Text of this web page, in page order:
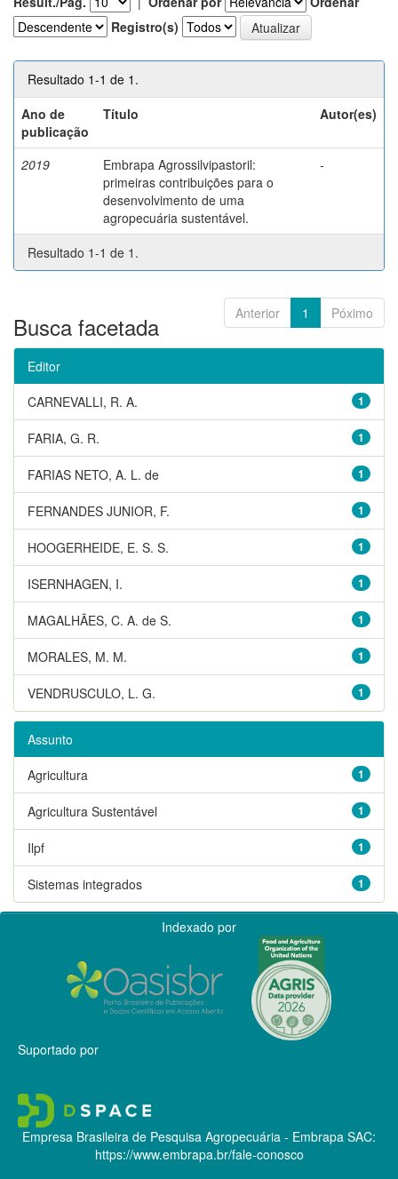
Registro(s)
Resultado 1-1 de 1.
Ano de
publicação
Título Autor(es)
2019
Embrapa Agrossilvipastoril:
primeiras contribuições para o
desenvolvimento de uma
agropecuária sustentável.
-
Resultado 1-1 de 1.
Anterior 1 Póximo
Busca facetada
Editor
1
CARNEVALLI, R. A.
1
FARIA, G. R.
1
FARIAS NETO, A. L. de
1
FERNANDES JUNIOR, F.
1
HOOGERHEIDE, E. S. S.
1
ISERNHAGEN, I.
1
MAGALHÃES, C. A. de S.
1
MORALES, M. M.
1
VENDRUSCULO, L. G.
Assunto
1
Agricultura
1
Agricultura Sustentável
1
Ilpf
1
Sistemas integrados
Indexado por
Suportado por
Empresa Brasileira de Pesquisa Agropecuária - Embrapa SAC:
https://www.embrapa.br/fale-conosco